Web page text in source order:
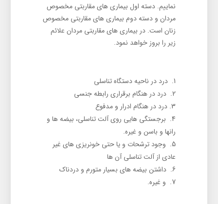
نماییم. دسته اول بیماری های مقاربتی مخصوص
مردان و دسته دوم بیماری های مقاربتی مخصوص
زنان است. در بیماری های مقاربتی مردان علائم
زیر را بروز خواهد نمود.
درد در ناحیه دستگاه تناسلی
درد در هنگام برقراری رابطه جنسی
درد در هنگام ادرار و مدفوع
برجستگی هایی روی آلت تناسلی، بیضه ها و
رانها و باسن و غیره.
وجود ترشحات و یا حتی خونریزی های غیر
عادی از آلت تناسلی آن ها
داشتن بیضه های بسیار متورم و دردناک
و غیره.